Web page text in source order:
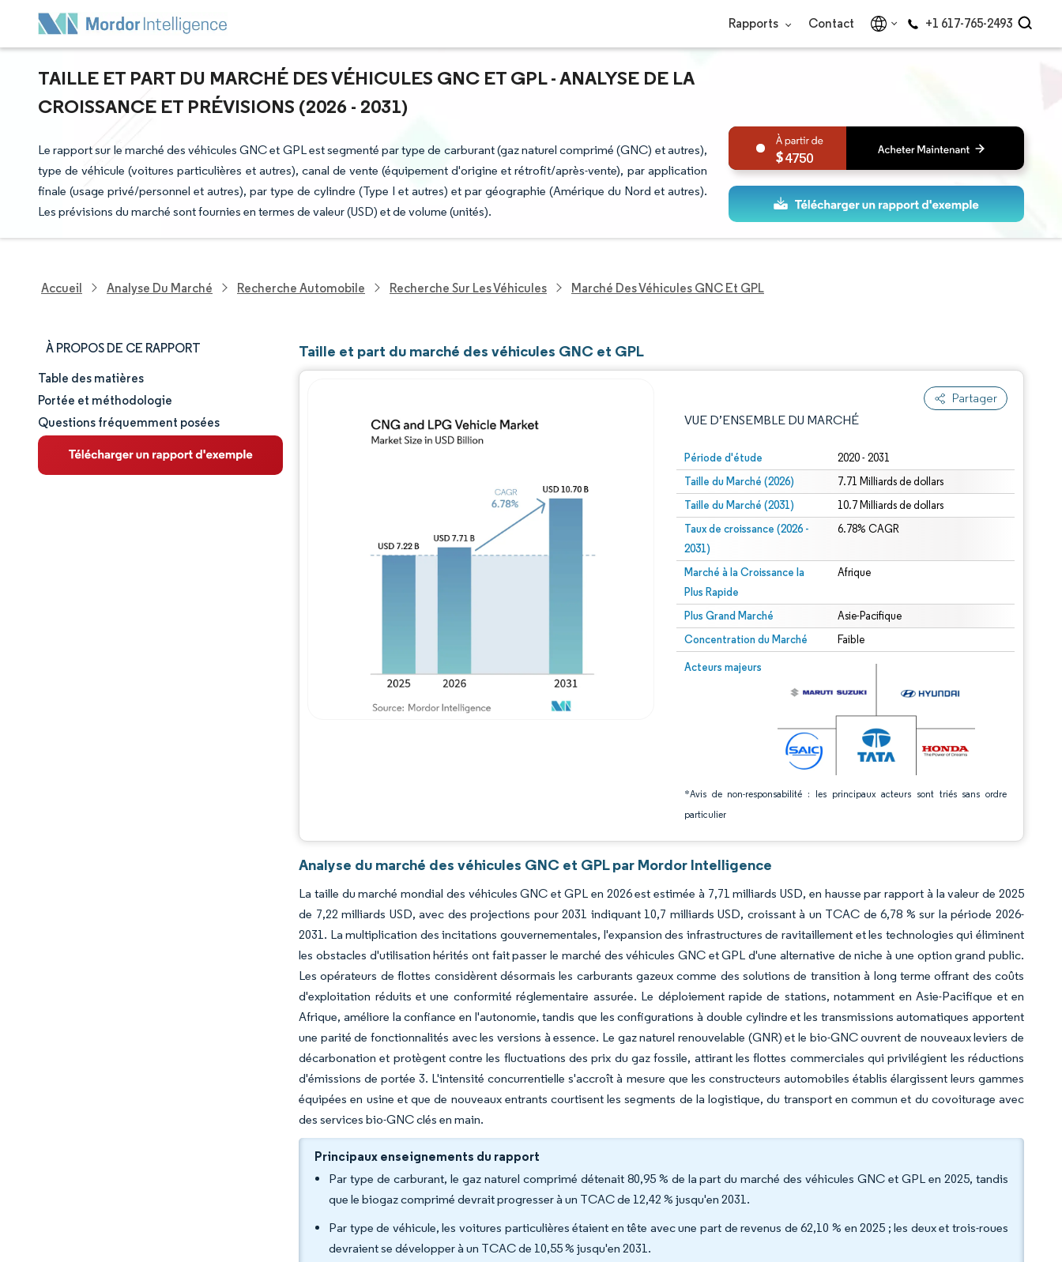
Rapports Contact +1 617-765-2493
TAILLE ET PART DU MARCHÉ DES VÉHICULES GNC ET GPL - ANALYSE DE LA
CROISSANCE ET PRÉVISIONS (2026 - 2031)
Le rapport sur le marché des véhicules GNC et GPL est segmenté par type de carburant (gaz naturel comprimé (GNC) et autres),
type de véhicule (voitures particulières et autres), canal de vente (équipement d'origine et rétrofit/après-vente), par application
finale (usage privé/personnel et autres), par type de cylindre (Type I et autres) et par géographie (Amérique du Nord et autres).
Les prévisions du marché sont fournies en termes de valeur (USD) et de volume (unités).
4750
Accueil Analyse Du Marché Recherche Automobile Recherche Sur Les Véhicules Marché Des Véhicules GNC Et GPL
À PROPOS DE CE RAPPORT
Taille et part de marché
Analyse du marché
Tendances et perspectives
Table des matières
Portée et méthodologie
Questions fréquemment posées
Taille et part du marché des véhicules GNC et GPL
Partager
VUE D’ENSEMBLE DU MARCHÉ
Période d'étude 2020 - 2031
Taille du Marché (2026) 7.71 Milliards de dollars
Taille du Marché (2031) 10.7 Milliards de dollars
Taux de croissance (2026 -
2031)
6.78% CAGR
Marché à la Croissance la
Plus Rapide
Afrique
Plus Grand Marché Asie-Pacifique
Concentration du Marché Faible
Acteurs majeurs
*Avis de non-responsabilité : les principaux acteurs sont triés sans ordre
particulier
Image © Mordor Intelligence. La réutilisation nécessite une attribution sous CC BY 4.0.
Image © Mordor Intelligence. La réutilisation nécessite une attribution sous CC BY 4.0.
Analyse du marché des véhicules GNC et GPL par Mordor Intelligence
La taille du marché mondial des véhicules GNC et GPL en 2026 est estimée à 7,71 milliards USD, en hausse par rapport à la valeur de 2025
de 7,22 milliards USD, avec des projections pour 2031 indiquant 10,7 milliards USD, croissant à un TCAC de 6,78 % sur la période 2026-
2031. La multiplication des incitations gouvernementales, l'expansion des infrastructures de ravitaillement et les technologies qui éliminent
les obstacles d'utilisation hérités ont fait passer le marché des véhicules GNC et GPL d'une alternative de niche à une option grand public.
Les opérateurs de flottes considèrent désormais les carburants gazeux comme des solutions de transition à long terme offrant des coûts
d'exploitation réduits et une conformité réglementaire assurée. Le déploiement rapide de stations, notamment en Asie-Pacifique et en
Afrique, améliore la confiance en l'autonomie, tandis que les configurations à double cylindre et les transmissions automatiques apportent
une parité de fonctionnalités avec les versions à essence. Le gaz naturel renouvelable (GNR) et le bio-GNC ouvrent de nouveaux leviers de
décarbonation et protègent contre les fluctuations des prix du gaz fossile, attirant les flottes commerciales qui privilégient les réductions
d'émissions de portée 3. L'intensité concurrentielle s'accroît à mesure que les constructeurs automobiles établis élargissent leurs gammes
équipées en usine et que de nouveaux entrants courtisent les segments de la logistique, du transport en commun et du covoiturage avec
des services bio-GNC clés en main.
Principaux enseignements du rapport
Par type de carburant, le gaz naturel comprimé détenait 80,95 % de la part du marché des véhicules GNC et GPL en 2025, tandis
que le biogaz comprimé devrait progresser à un TCAC de 12,42 % jusqu'en 2031.
Par type de véhicule, les voitures particulières étaient en tête avec une part de revenus de 62,10 % en 2025 ; les deux et trois-roues
devraient se développer à un TCAC de 10,55 % jusqu'en 2031.